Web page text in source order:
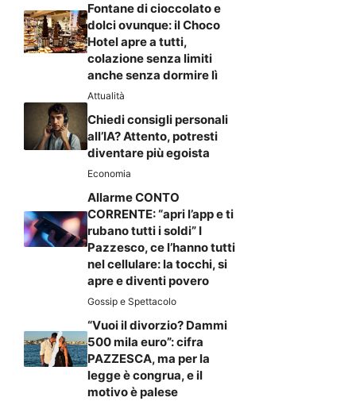
Fontane di cioccolato e
dolci ovunque: il Choco
Hotel apre a tutti,
colazione senza limiti
anche senza dormire lì
Attualità
Chiedi consigli personali
all’IA? Attento, potresti
diventare più egoista
Economia
Allarme CONTO
CORRENTE: “apri l’app e ti
rubano tutti i soldi” I
Pazzesco, ce l’hanno tutti
nel cellulare: la tocchi, si
apre e diventi povero
Gossip e Spettacolo
“Vuoi il divorzio? Dammi
500 mila euro”: cifra
PAZZESCA, ma per la
legge è congrua, e il
motivo è palese